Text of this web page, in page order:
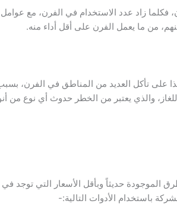
زاد عدد الاستخدام في الفرن، مع
من ما يعمل الفرن على أقل أداء منه.
على تأكل العديد من المناطق في الفرن،
والذي يعتبر من الخطر حدوث أي نوع من
الموجودة حديثاً وبأقل الأسعار التي توجد
باستخدام الأدوات التالية:-